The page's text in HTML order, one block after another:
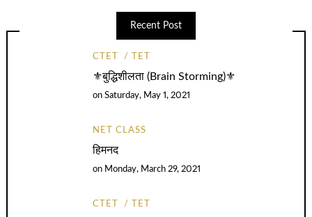
Recent Post
CTET TET
⚜️बुद्धिशीलता (Brain Storming)⚜️
onSaturday, May 1, 2021
NET CLASS
हिमनद
on Monday, March 29, 2021
CTET TET